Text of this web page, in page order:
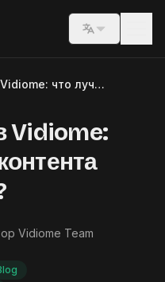
Switch
Descript против Vidiome: что лучше для контента блога из видео?
Vidiome:
Vidiome Team